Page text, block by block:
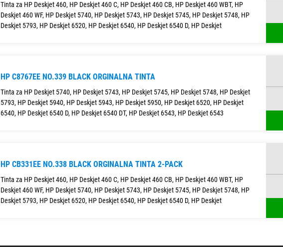
Tinta za HP Deskjet 460, HP Deskjet 460 C, HP Deskjet 460 CB, HP Deskjet 460 WBT, HP
Deskjet 460 WF, HP Deskjet 5740, HP Deskjet 5743, HP Deskjet 5745, HP Deskjet 5748, HP
Deskjet 5793, HP Deskjet 6520, HP Deskjet 6540, HP Deskjet 6540 D, HP Deskjet
HP C8767EE NO.339 BLACK ORGINALNA TINTA
Tinta za HP Deskjet 5740, HP Deskjet 5743, HP Deskjet 5745, HP Deskjet 5748, HP Deskjet
5793, HP Deskjet 5940, HP Deskjet 5943, HP Deskjet 5950, HP Deskjet 6520, HP Deskjet
6540, HP Deskjet 6540 D, HP Deskjet 6540 DT, HP Deskjet 6543, HP Deskjet 6543
HP CB331EE NO.338 BLACK ORGINALNA TINTA 2-PACK
Tinta za HP Deskjet 460, HP Deskjet 460 C, HP Deskjet 460 CB, HP Deskjet 460 WBT, HP
Deskjet 460 WF, HP Deskjet 5740, HP Deskjet 5743, HP Deskjet 5745, HP Deskjet 5748, HP
Deskjet 5793, HP Deskjet 6520, HP Deskjet 6540, HP Deskjet 6540 D, HP Deskjet